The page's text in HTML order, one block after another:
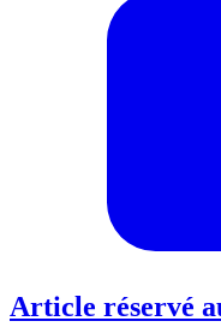
Article réservé